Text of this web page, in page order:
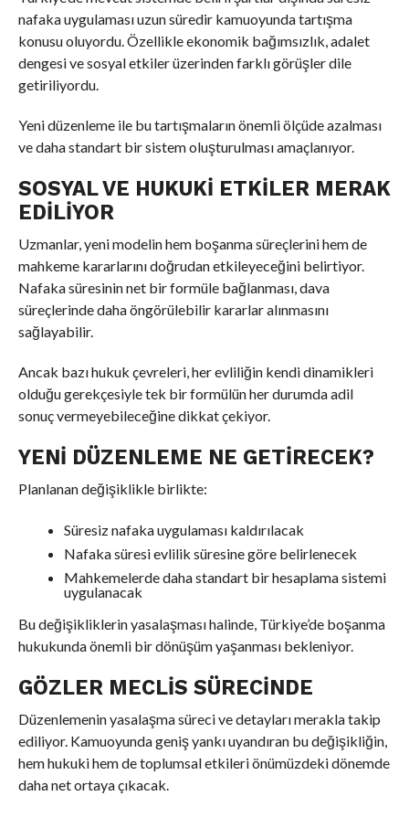
nafaka uygulaması uzun süredir kamuoyunda tartışma
konusu oluyordu. Özellikle ekonomik bağımsızlık, adalet
dengesi ve sosyal etkiler üzerinden farklı görüşler dile
getiriliyordu.
Yeni düzenleme ile bu tartışmaların önemli ölçüde azalması
ve daha standart bir sistem oluşturulması amaçlanıyor.
SOSYAL VE HUKUKI ETKILER MERAK
EDILIYOR
Uzmanlar, yeni modelin hem boşanma süreçlerini hem de
mahkeme kararlarını doğrudan etkileyeceğini belirtiyor.
Nafaka süresinin net bir formüle bağlanması, dava
süreçlerinde daha öngörülebilir kararlar alınmasını
sağlayabilir.
Ancak bazı hukuk çevreleri, her evliliğin kendi dinamikleri
olduğu gerekçesiyle tek bir formülün her durumda adil
sonuç vermeyebileceğine dikkat çekiyor.
YENI DÜZENLEME NE GETIRECEK?
Planlanan değişiklikle birlikte:
Süresiz nafaka uygulaması kaldırılacak
Nafaka süresi evlilik süresine göre belirlenecek
Mahkemelerde daha standart bir hesaplama sistemi
uygulanacak
Bu değişikliklerin yasalaşması halinde, Türkiye’de boşanma
hukukunda önemli bir dönüşüm yaşanması bekleniyor.
GÖZLER MECLIS SÜRECINDE
Düzenlemenin yasalaşma süreci ve detayları merakla takip
ediliyor. Kamuoyunda geniş yankı uyandıran bu değişikliğin,
hem hukuki hem de toplumsal etkileri önümüzdeki dönemde
daha net ortaya çıkacak.